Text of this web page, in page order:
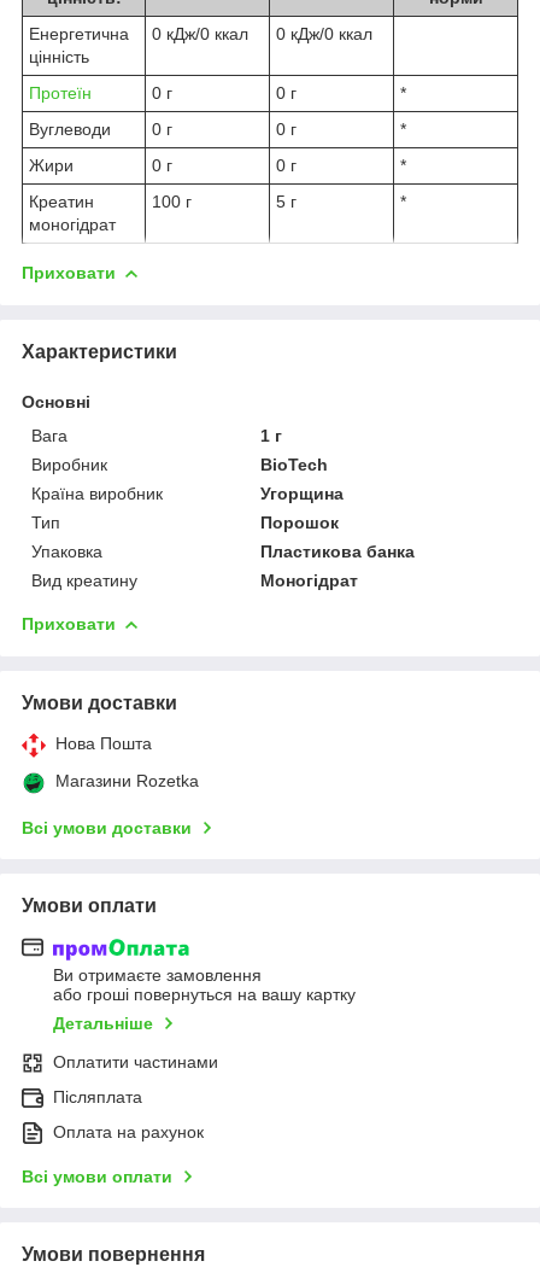
Енергетична
цінність
0 кДж/0 ккал 0 кДж/0 ккал
Протеїн 0 г 0 г
*
Вуглеводи
0 г 0 г
*
Жири
0 г 0 г
*
Креатин
моногідрат
100 г 5 г *
Приховати
Характеристики
Основні
Вага
1 г
Виробник
BioTech
Країна виробник
Угорщина
Тип
Порошок
Упаковка
Пластикова банка
Вид креатину
Моногідрат
Приховати
Умови доставки
Нова Пошта
Магазини Rozetka
Всі умови доставки
Умови оплати
Ви отримаєте замовлення
або гроші повернуться на вашу картку
Детальніше
Оплатити частинами
Післяплата
Оплата на рахунок
Всі умови оплати
Умови повернення